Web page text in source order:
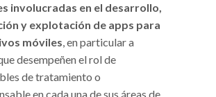
involucradas en el desarrollo,
y explotación de apps para
móviles, en particular a
desempeñen el rol de
de tratamiento o
en cada una de sus áreas de